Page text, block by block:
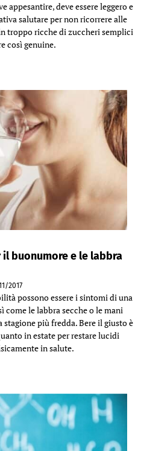
appesantire, deve essere leggero e
salutare per non ricorrere alle
troppo ricche di zuccheri semplici
così genuine.
buonumore e le labbra
2017
possono essere i sintomi di una
come le labbra secche o le mani
più fredda. Bere il giusto è
in estate per restare lucidi
in salute.